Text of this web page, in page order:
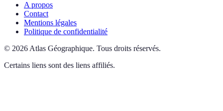
A propos
Contact
Mentions légales
Politique de confidentialité
© 2026 Atlas Géographique. Tous droits réservés.
Certains liens sont des liens affiliés.